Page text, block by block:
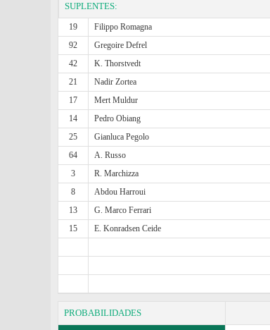
SUPLENTES:
19 Filippo Romagna
92
Gregoire Defrel
42
K. Thorstvedt
21
Nadir Zortea
17
Mert Muldur
14
Pedro Obiang
25
Gianluca Pegolo
64
A. Russo
3
R. Marchizza
8
Abdou Harroui
13
G. Marco Ferrari
15
E. Konradsen Ceide
PROBABILIDADES